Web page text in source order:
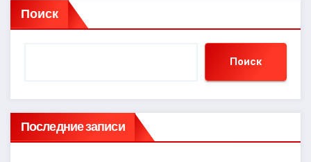
Поиск
Поиск
Последние записи